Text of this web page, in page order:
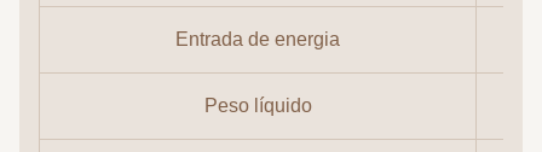
Entrada de energia
Peso líquido